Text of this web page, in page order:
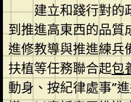
建立和踐行對的
到推進高東西的品質
進修教導與推進練兵
扶植等任務聯合起包
動身、按紀律處事”